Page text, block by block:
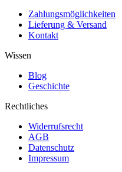
Zahlungsmöglichkeiten
Lieferung & Versand
Kontakt
Wissen
Blog
Geschichte
Rechtliches
Widerrufsrecht
AGB
Datenschutz
Impressum